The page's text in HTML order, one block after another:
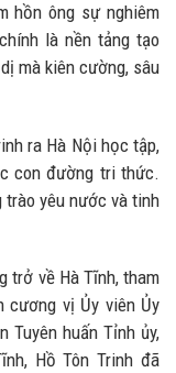
hồn ông sự nghiêm
là nền tảng tạo
mà kiên cường, sâu
ra Hà Nội học tập,
con đường tri thức.
yêu nước và tinh
về Hà Tĩnh, tham
cương vị Ủy viên Ủy
Tuyên huấn Tỉnh ủy,
Hồ Tôn Trinh đã